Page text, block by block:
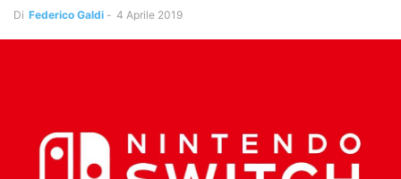
Di Federico Galdi - 4 Aprile 2019